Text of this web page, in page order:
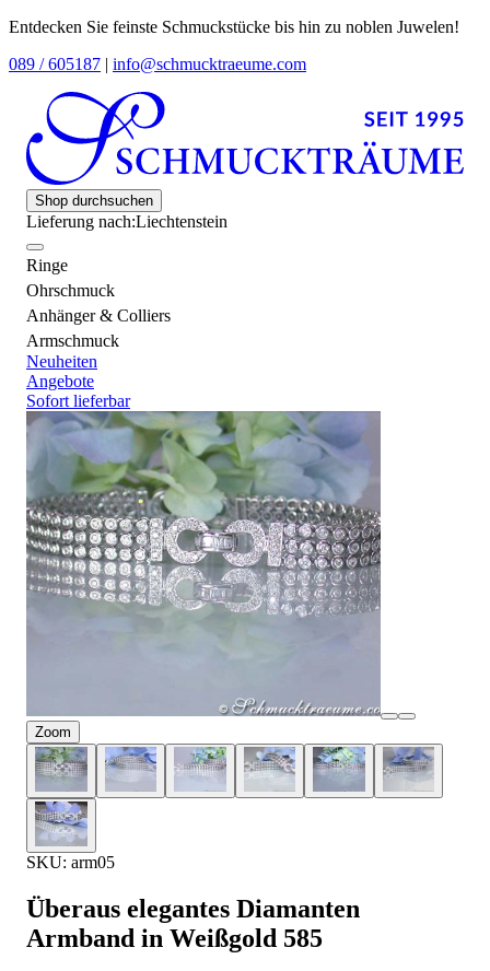
Entdecken Sie feinste Schmuckstücke bis hin zu noblen Juwelen!
089 / 605187 | info@schmucktraeume.com
Shop durchsuchen
Lieferung nach:Liechtenstein
Ringe
Ohrschmuck
Anhänger & Colliers
Armschmuck
Neuheiten
Angebote
Sofort lieferbar
Zoom
SKU: arm05
Überaus elegantes Diamanten
Armband in Weißgold 585